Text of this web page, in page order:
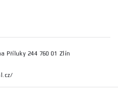
Příluky 244 760 01 Zlín